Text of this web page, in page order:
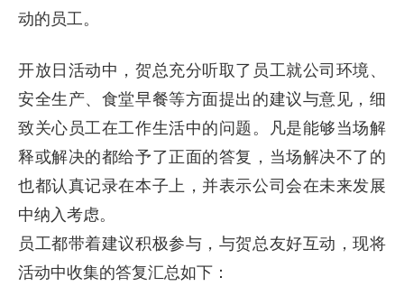
动的员工。
开放日活动中，贺总充分听取了员工就公司环境、
安全生产、食堂早餐等方面提出的建议与意见，细
致关心员工在工作生活中的问题。凡是能够当场解
释或解决的都给予了正面的答复，当场解决不了的
也都认真记录在本子上，并表示公司会在未来发展
中纳入考虑。
员工都带着建议积极参与，与贺总友好互动，现将
活动中收集的答复汇总如下：